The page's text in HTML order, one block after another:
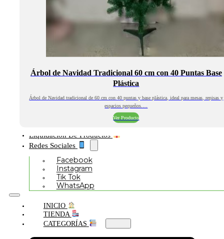
Árbol de Navidad Tradicional 60 cm con 40 Puntas Base
Plástica
Árbol de Navidad tradicional de 60 cm con 40 puntas y base plástica, ideal para mesas, repisas y
espacios pequeños.…
Ver Producto
Liquidación De Productos
Redes Sociales
Facebook
Instagram
Tik Tok
WhatsApp
INICIO
TIENDA
CATEGORÍAS